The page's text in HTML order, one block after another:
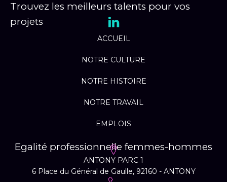
Trouvez les meilleurs talents pour vos
projets
ACCUEIL
NOTRE CULTURE
NOTRE HISTOIRE
NOTRE TRAVAIL
EMPLOIS
Egalité professionnelle femmes-hommes
ANTONY PARC 1
6 Place du Général de Gaulle, 92160 - ANTONY